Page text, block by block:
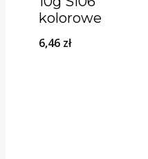
kolorowe
6,46 zł